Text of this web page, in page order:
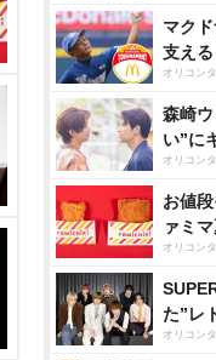
マク
支える
オリコン
森崎
い”に
オリコン
お値
ァミ
オリコン
た”レ
オリコン